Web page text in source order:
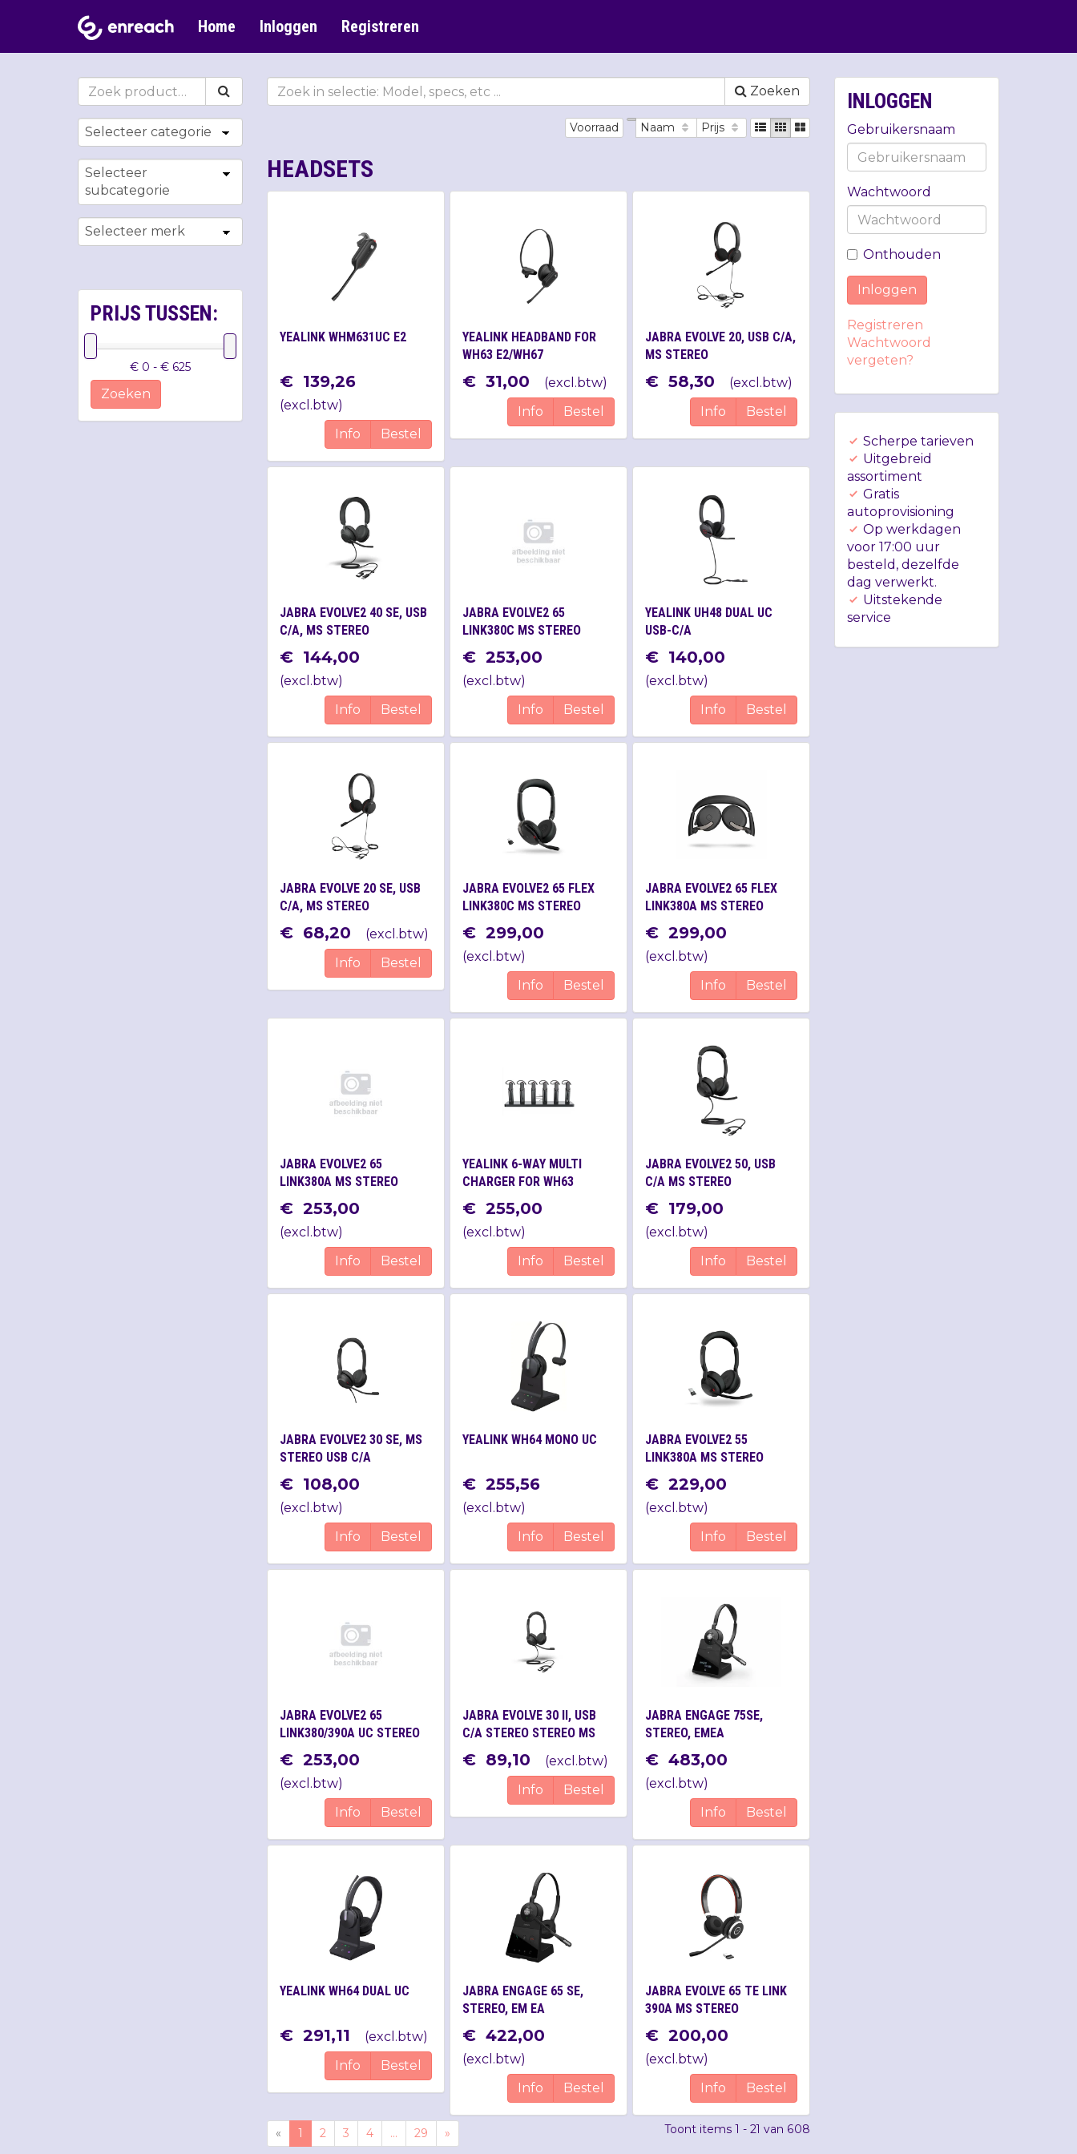
Home Inloggen Registreren
PRIJS TUSSEN:
€ 0 - € 625
Zoeken
Zoeken
Voorraad Naam Prijs
HEADSETS
YEALINK WHM631UC E2
€ 139,26
(excl.btw)
Info
Bestel
YEALINK HEADBAND FOR
WH63 E2/WH67
€ 31,00 (excl.btw)
Info
Bestel
JABRA EVOLVE 20, USB C/A,
MS STEREO
€ 58,30 (excl.btw)
Info
Bestel
JABRA EVOLVE2 40 SE, USB
C/A, MS STEREO
€ 144,00
(excl.btw)
Info
Bestel
JABRA EVOLVE2 65
LINK380C MS STEREO
BLACK
€ 253,00
(excl.btw)
Info
Bestel
YEALINK UH48 DUAL UC
USB-C/A
€ 140,00
(excl.btw)
Info
Bestel
JABRA EVOLVE 20 SE, USB
C/A, MS STEREO
€ 68,20 (excl.btw)
Info
Bestel
JABRA EVOLVE2 65 FLEX
LINK380C MS STEREO
€ 299,00
(excl.btw)
Info
Bestel
JABRA EVOLVE2 65 FLEX
LINK380A MS STEREO
€ 299,00
(excl.btw)
Info
Bestel
JABRA EVOLVE2 65
LINK380A MS STEREO
BLACK
€ 253,00
(excl.btw)
Info
Bestel
YEALINK 6-WAY MULTI
CHARGER FOR WH63
€ 255,00
(excl.btw)
Info
Bestel
JABRA EVOLVE2 50, USB
C/A MS STEREO
€ 179,00
(excl.btw)
Info
Bestel
JABRA EVOLVE2 30 SE, MS
STEREO USB C/A
€ 108,00
(excl.btw)
Info
Bestel
YEALINK WH64 MONO UC
€ 255,56
(excl.btw)
Info
Bestel
JABRA EVOLVE2 55
LINK380A MS STEREO
€ 229,00
(excl.btw)
Info
Bestel
JABRA EVOLVE2 65
LINK380/390A UC STEREO
BLACK
€ 253,00
(excl.btw)
Info
Bestel
JABRA EVOLVE 30 II, USB
C/A STEREO STEREO MS
€ 89,10 (excl.btw)
Info
Bestel
JABRA ENGAGE 75SE,
STEREO, EMEA
€ 483,00
(excl.btw)
Info
Bestel
YEALINK WH64 DUAL UC
€ 291,11 (excl.btw)
Info
Bestel
JABRA ENGAGE 65 SE,
STEREO, EM EA
€ 422,00
(excl.btw)
Info
Bestel
JABRA EVOLVE 65 TE LINK
390A MS STEREO
€ 200,00
(excl.btw)
Info
Bestel
Toont items 1 - 21 van 608
« 1 2 3 4 ... 29 »
INLOGGEN
Gebruikersnaam
Wachtwoord
Onthouden
Inloggen
Registreren
Wachtwoord
vergeten?
Scherpe tarieven
Uitgebreid
assortiment
Gratis
autoprovisioning
Op werkdagen
voor 17:00 uur
besteld, dezelfde
dag verwerkt.
Uitstekende
service